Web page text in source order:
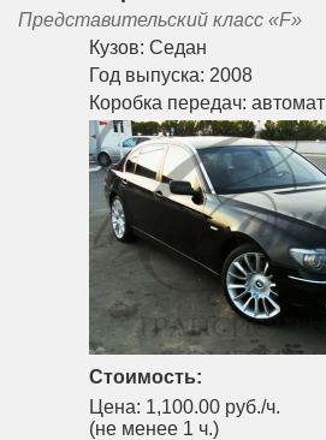
Представительский класс «F»
Кузов: Седан
Год выпуска: 2008
Коробка передач: автомат
Стоимость:
Цена: 1,100.00 руб./ч.
(не менее 1 ч.)